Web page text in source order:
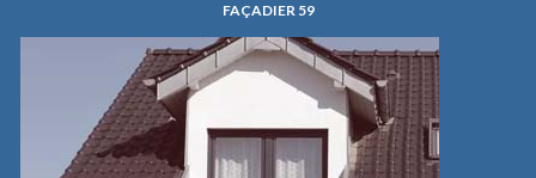
FAÇADIER 59